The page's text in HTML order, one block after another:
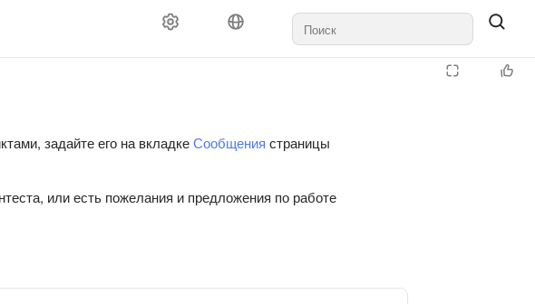
задайте его на вкладкеСообщения страницы
или есть пожелания и предложения по работе